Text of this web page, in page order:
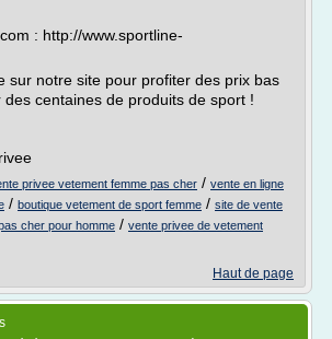
: http://www.sportline-
sur notre site pour profiter des prix bas
centaines de produits de sport !
privee vetement femme pas cher / vente en ligne
/ boutique vetement de sport femme / site de vente
cher pour homme / vente privee de vetement
Haut de page